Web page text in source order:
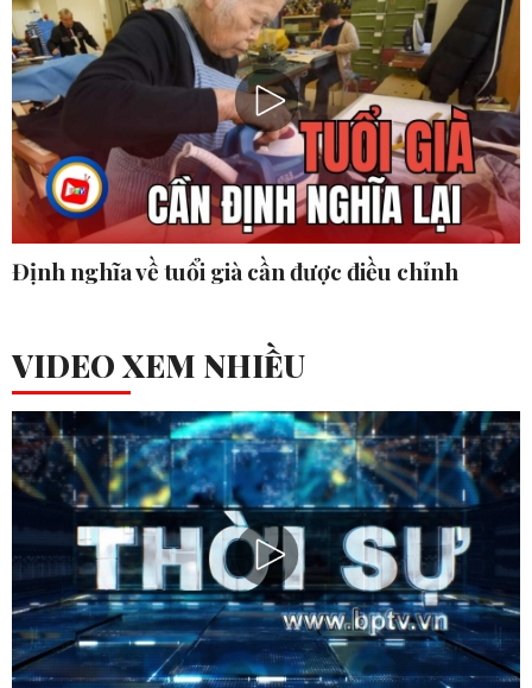
Định nghĩa về tuổi già cần được điều chỉnh
VIDEO XEM NHIỀU